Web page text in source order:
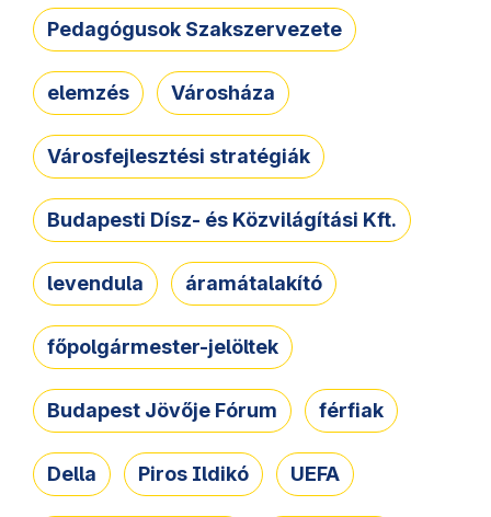
Pedagógusok Szakszervezete
elemzés Városháza
Városfejlesztési stratégiák
Budapesti Dísz- és Közvilágítási Kft.
levendula áramátalakító
főpolgármester-jelöltek
Budapest Jövője Fórum férfiak
Della Piros Ildikó UEFA